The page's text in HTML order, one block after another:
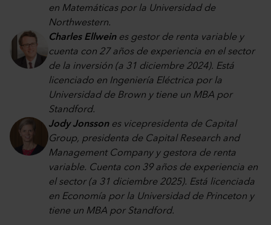
en Matemáticas por la Universidad de
Northwestern.
Charles Ellweines gestor de renta variable y
cuenta con 27 años de experiencia en el sector
de la inversión (a 31 diciembre 2024). Está
licenciado en Ingeniería Eléctrica por la
Universidad de Brown y tiene un MBA por
Standford.
Jody Jonssones vicepresidenta de Capital
Group, presidenta de Capital Research and
Management Company y gestora de renta
variable. Cuenta con 39 años de experiencia en
el sector (a 31 diciembre 2025). Está licenciada
en Economía por la Universidad de Princeton y
tiene un MBA por Standford.